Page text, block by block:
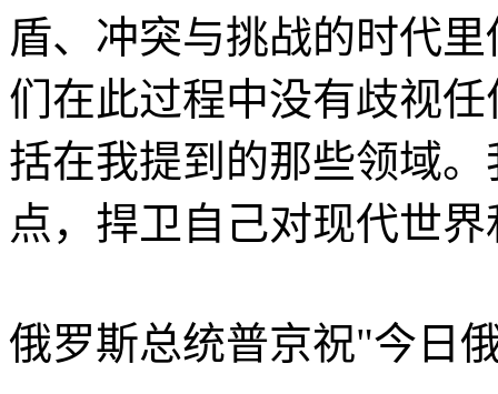
盾、冲突与挑战的时代
们在此过程中没有歧视
括在我提到的那些领域
点，捍卫自己对现代世
俄罗斯总统普京祝"今日